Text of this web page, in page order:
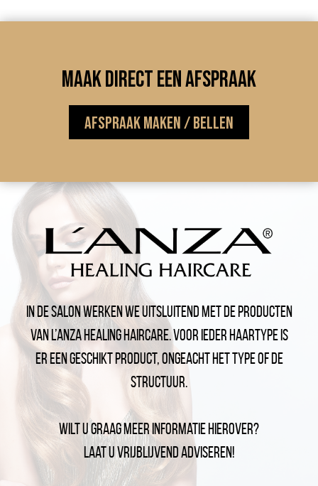
Maak direct een afspraak
Afspraak maken / bellen
In de salon werken we uitsluitend met de producten
van L’ANZA Healing Haircare. Voor ieder haartype is
er een geschikt product, ongeacht het type of de
structuur.
Wilt u graag meer informatie hierover?
Laat u vrijblijvend adviseren!